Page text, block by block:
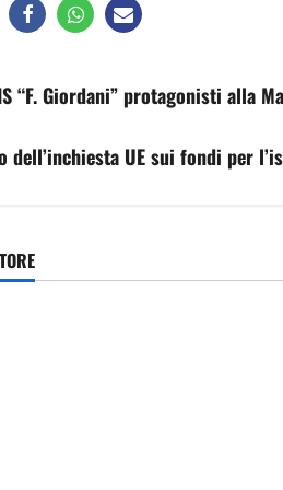
“F. Giordani” protagonisti alla
dell’inchiesta UE sui fondi per